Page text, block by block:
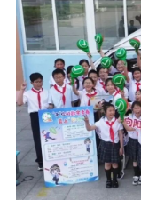
社科强省
江苏
主题宣传
记者